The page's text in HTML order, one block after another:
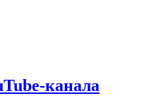
канала